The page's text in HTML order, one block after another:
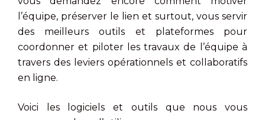
l’équipe, préserver le lien et surtout, vous servir
des meilleurs outils et plateformes pour
coordonner et piloter les travaux de l’équipe à
travers des leviers opérationnels et collaboratifs
en ligne.
Voici les logiciels et outils que nous vous